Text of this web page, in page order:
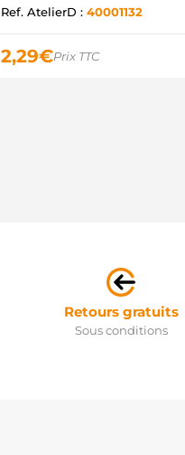
Ref. AtelierD : 40001132
2,29€Prix TTC
Retours gratuits
Sous conditions